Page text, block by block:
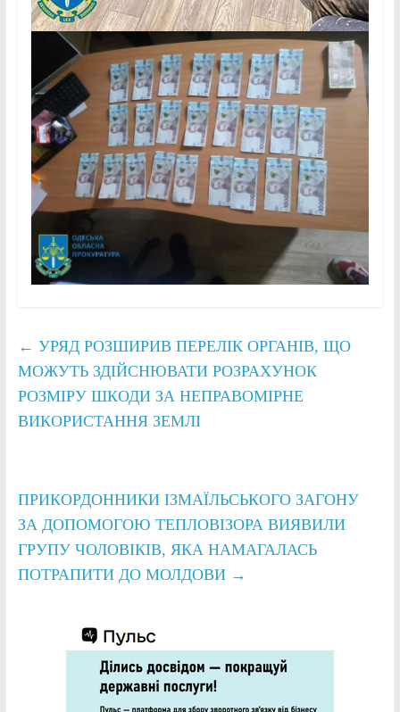
← УРЯД РОЗШИРИВ ПЕРЕЛІК ОРГАНІВ, ЩО
МОЖУТЬ ЗДІЙСНЮВАТИ РОЗРАХУНОК
РОЗМІРУ ШКОДИ ЗА НЕПРАВОМІРНЕ
ВИКОРИСТАННЯ ЗЕМЛІ
ПРИКОРДОННИКИ ІЗМАЇЛЬСЬКОГО ЗАГОНУ
ЗА ДОПОМОГОЮ ТЕПЛОВІЗОРА ВИЯВИЛИ
ГРУПУ ЧОЛОВІКІВ, ЯКА НАМАГАЛАСЬ
ПОТРАПИТИ ДО МОЛДОВИ →